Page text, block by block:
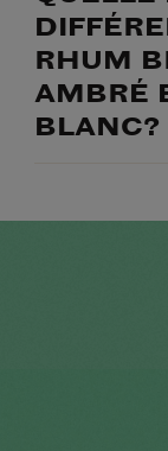
RHUM
AMBRÉ
BLANC?